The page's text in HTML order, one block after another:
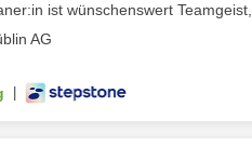
ist wünschenswert
AG